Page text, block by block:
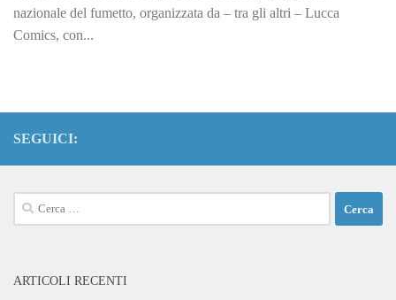
nazionale del fumetto, organizzata da – tra gli altri – Lucca
Comics, con...
SEGUICI:
Ricerca
per:
ARTICOLI RECENTI